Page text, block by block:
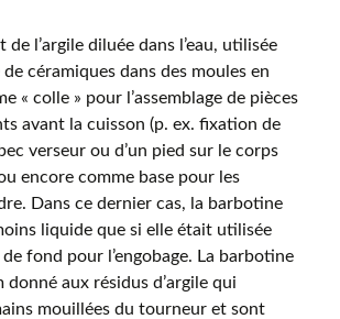
de l’argile diluée dans l’eau, utilisée
céramiques dans des moules en
« colle » pour l’assemblage de pièces
avant la cuisson (p. ex. fixation de
verseur ou d’un pied sur le corps
encore comme base pour les
Dans ce dernier cas, la barbotine
liquide que si elle était utilisée
fond pour l’engobage. La barbotine
donné aux résidus d’argile qui
mouillées du tourneur et sont